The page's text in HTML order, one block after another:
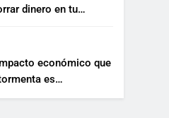
dinero en tu
económico que
es